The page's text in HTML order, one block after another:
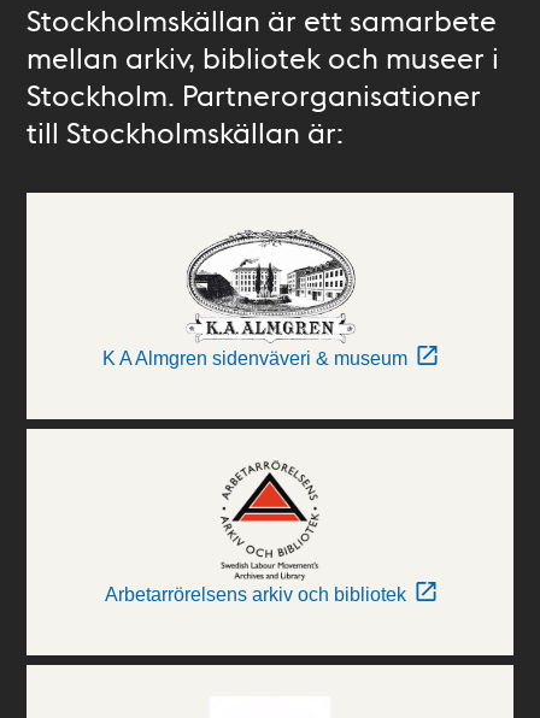
Stockholmskällan är ett samarbete
mellan arkiv, bibliotek och museer i
Stockholm. Partnerorganisationer
till Stockholmskällan är:
K A Almgren sidenväveri & museum
Arbetarrörelsens arkiv och bibliotek